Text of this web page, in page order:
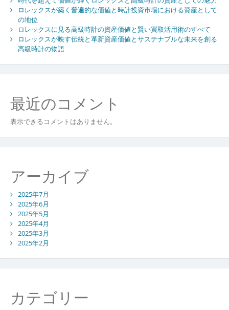
ロレックスが築く普遍的な価値と時計投資市場における資産として
の地位
ロレックスに見る高級時計の資産価値と賢い買取活用術のすべて
ロレックスが映す伝統と革新資産価値とサステナブルな未来を創る
高級時計の物語
最近のコメント
表示できるコメントはありません。
アーカイブ
2025年7月
2025年6月
2025年5月
2025年4月
2025年3月
2025年2月
カテゴリー